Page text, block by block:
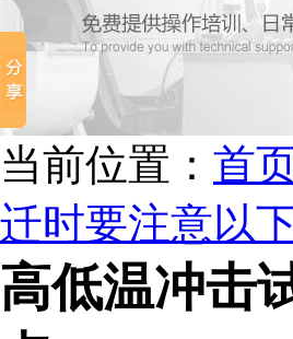
当前位置： 首
迁时要注意以
高低温冲击